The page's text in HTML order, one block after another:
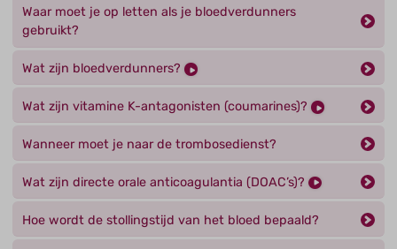
Waar moet je op letten als je bloedverdunners
gebruikt?
Wat zijn bloedverdunners?
Wat zijn vitamine K-antagonisten (coumarines)?
Wanneer moet je naar de trombosedienst?
Wat zijn directe orale anticoagulantia (DOAC’s)?
Hoe wordt de stollingstijd van het bloed bepaald?